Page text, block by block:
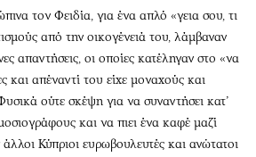
τον Φειδία, για ένα απλό «γεια σου, τι
από την οικογένειά του, λάμβαναν
απαντήσεις, οι οποίες κατέληγαν στο «να
και απέναντί του είχε μοναχούς και
ούτε σκέψη για να συναντήσει κατ’
και να πιει ένα καφέ μαζί
Κύπριοι ευρωβουλευτές και ανώτατοι